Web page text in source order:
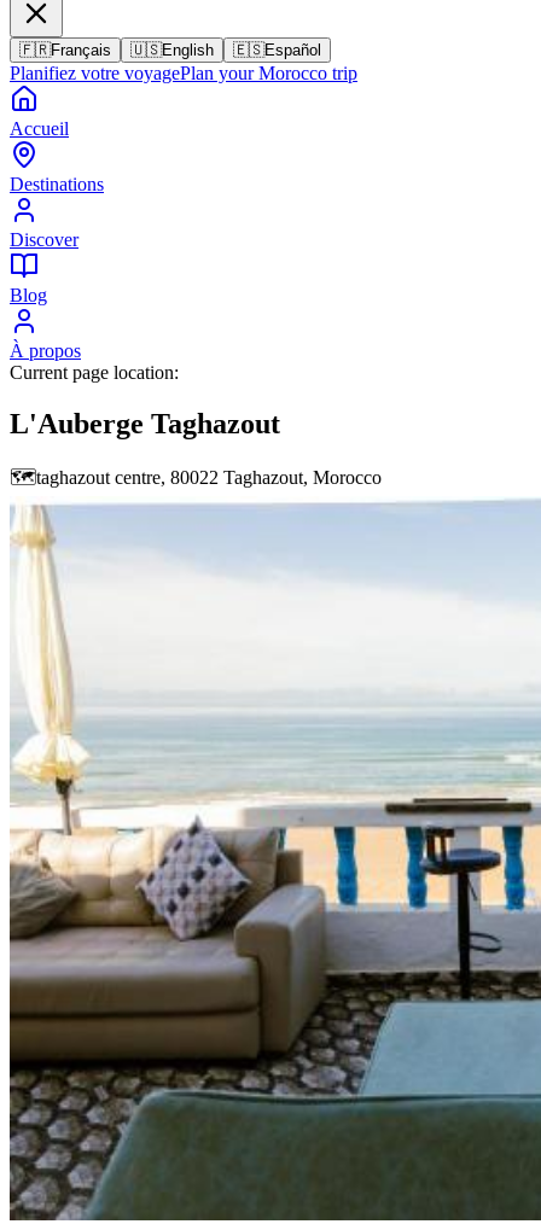
🇫🇷Français 🇺🇸English 🇪🇸Español
Planifiez votre voyagePlan your Morocco trip
Accueil
Destinations
Discover
Blog
À propos
Current page location:
L'Auberge Taghazout
🗺️taghazout centre, 80022 Taghazout, Morocco